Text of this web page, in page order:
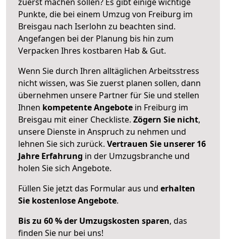
Punkte, die bei einem Umzug von Freiburg im
Breisgau nach Iserlohn zu beachten sind.
Angefangen bei der Planung bis hin zum
Verpacken Ihres kostbaren Hab & Gut.
Wenn Sie durch Ihren alltäglichen Arbeitsstress
nicht wissen, was Sie zuerst planen sollen, dann
übernehmen unsere Partner für Sie und stellen
Ihnen kompetente Angebote in Freiburg im
Breisgau mit einer Checkliste. Zögern Sie nicht,
unsere Dienste in Anspruch zu nehmen und
lehnen Sie sich zurück. Vertrauen Sie unserer 16
Jahre Erfahrung in der Umzugsbranche und
holen Sie sich Angebote.
Füllen Sie jetzt das Formular aus und erhalten
Sie kostenlose Angebote.
Bis zu 60 % der Umzugskosten sparen, das
finden Sie nur bei uns!